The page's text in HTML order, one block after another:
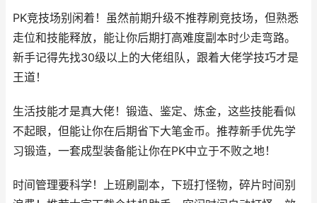
PK竞技场别闲着！虽然前期升级不推荐刷竞技场，但熟悉
走位和技能释放，能让你后期打高难度副本时少走弯路。
新手记得先找30级以上的大佬组队，跟着大佬学技巧才是
王道！
生活技能才是真大佬！锻造、鉴定、炼金，这些技能看似
不起眼，但能让你在后期省下大笔金币。推荐新手优先学
习锻造，一套成型装备能让你在PK中立于不败之地！
时间管理要科学！上班刷副本，下班打怪物，碎片时间别